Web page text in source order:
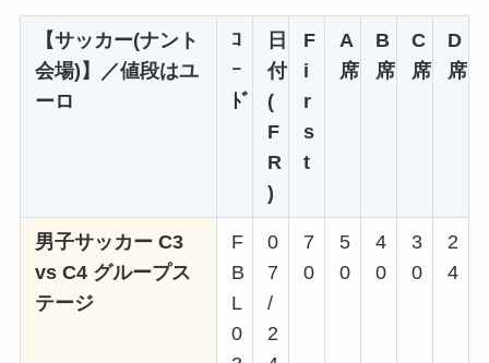
【サッカー(ナント
会場)】／値段はユ
ーロ
ｺ
ｰ
ﾄﾞ
日
付
(
F
R
)
F
i
r
s
t
A
席
B
席
C
席
D
席
男子サッカー C3
vs C4 グループス
テージ
F
B
L
0
0
7
/
2
7
0
5
0
4
0
3
0
2
4